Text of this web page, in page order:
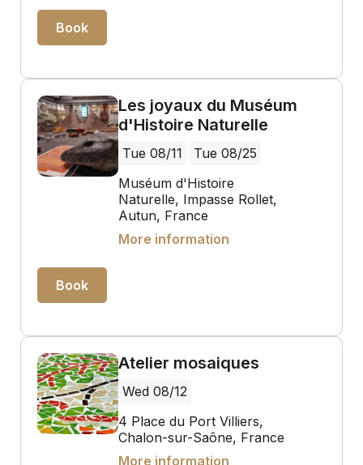
Book
Les joyaux du Muséum
d'Histoire Naturelle
Tue 08/11
Tue 08/25
Muséum d'Histoire
Naturelle, Impasse Rollet,
Autun, France
More information
Book
Atelier mosaiques
Wed 08/12
4 Place du Port Villiers,
Chalon-sur-Saône, France
More information